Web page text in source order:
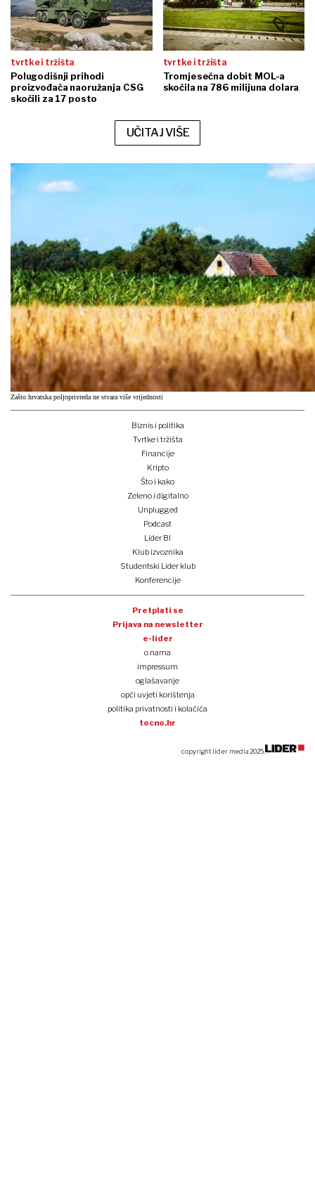
tvrtke i tržišta
Polugodišnji prihodi
proizvođača naoružanja CSG
skočili za 17 posto
tvrtke i tržišta
Tromjesečna dobit MOL-a
skočila na 786 milijuna dolara
UČITAJ VIŠE
Zašto hrvatska poljoprivreda ne stvara više vrijednosti
Biznis i politika
Tvrtke i tržišta
Financije
Kripto
Što i kako
Zeleno i digitalno
Unplugged
Podcast
Lider BI
Klub izvoznika
Studentski Lider klub
Konferencije
Pretplati se
Prijava na newsletter
e-lider
o nama
impressum
oglašavanje
opći uvjeti korištenja
politika privatnosti i kolačića
tocno.hr
copyright lider media 2025.